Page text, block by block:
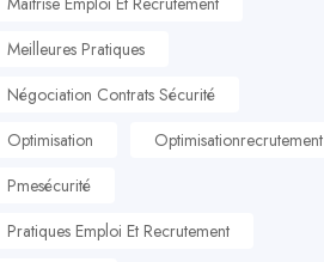
Meilleures Pratiques
Négociation Contrats Sécurité
Optimisation
Optimisationrecrutement
Pmesécurité
Pratiques Emploi Et Recrutement